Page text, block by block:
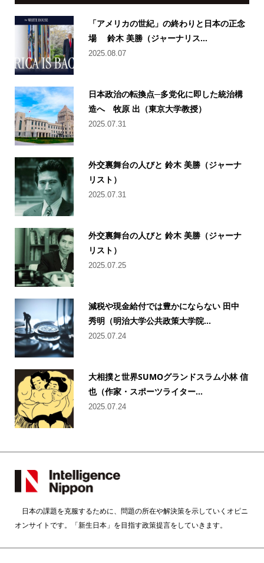
「アメリカの世紀」の終わりと日本の正念
場 鈴木 美勝（ジャーナリス...
2025.08.07
日本政治の転換点─多党化に即した統治構
造へ 牧原 出（東京大学教授）
2025.07.31
外交裏舞台の人びと 鈴木 美勝（ジャーナ
リスト）
2025.07.31
外交裏舞台の人びと 鈴木 美勝（ジャーナ
リスト）
2025.07.25
減税や現金給付では豊かにならない 田中
秀明（明治大学公共政策大学院...
2025.07.24
大相撲と世界SUMOグランドスラム小林 信
也（作家・スポーツライター...
2025.07.24
日本の課題を克服するために、問題の所在や解決策を示していくオピニ
オンサイトです。「新生日本」を目指す政策提言をしていきます。